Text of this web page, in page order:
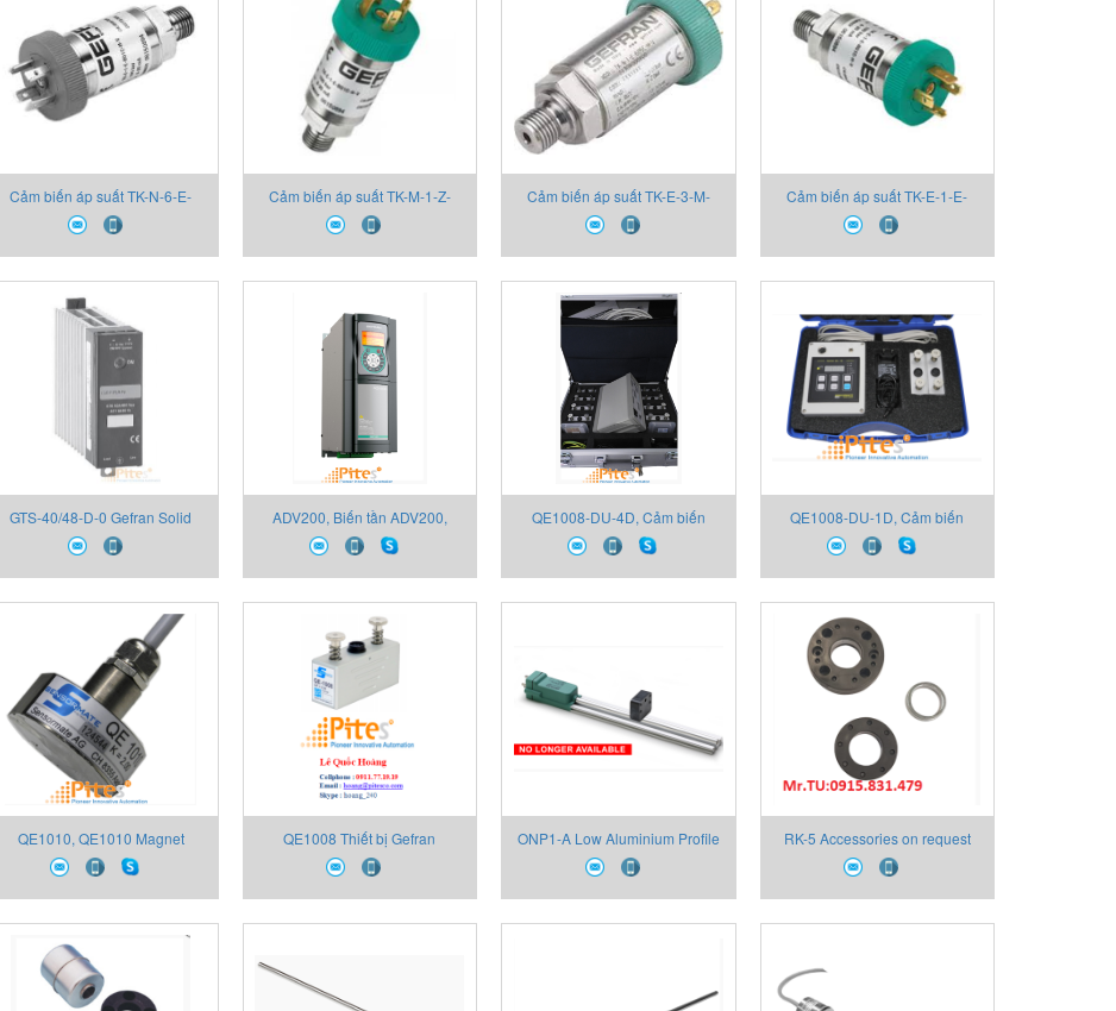
Cảm biến áp suất TK-N-6-E-
P15D-M-V 2130X000X00 Thiết
bị Gefran
Cảm biến áp suất TK-M-1-Z-
B06U-M-V 2130X000X00 Thiết
bị Gefran
Cảm biến áp suất TK-E-3-M-
B16U-M-V 2130X000X00 Thiết
bị Gefran
Cảm biến áp suất TK-E-1-E-
B16D-M-V 2130X000A00 Thiết
bị Gefran
GTS-40/48-D-0 Gefran Solid
State Relays, GTS Series Thiết
bị Gefran,Đại lý Thiết bị Gefran
ADV200, Biến tần ADV200,
Thiết bị Gefran, Đại lý Thiết bị
Gefran
QE1008-DU-4D, Cảm biến
QE1008-DU-4D, Thiết bị
Gefran, Đại lý Thiết bị Gefran
QE1008-DU-1D, Cảm biến
QE1008-DU-1D, Thiết bị
Gefran, Đại lý Thiết bị Gefran
QE1010, QE1010 Magnet
mount strain sensor, Thiết bị
Gefran, Đại lý Thiết bị Gefran
QE1008 Thiết bị Gefran
ONP1-A Low Aluminium Profile
Analogue Outputs
RK-5 Accessories on request